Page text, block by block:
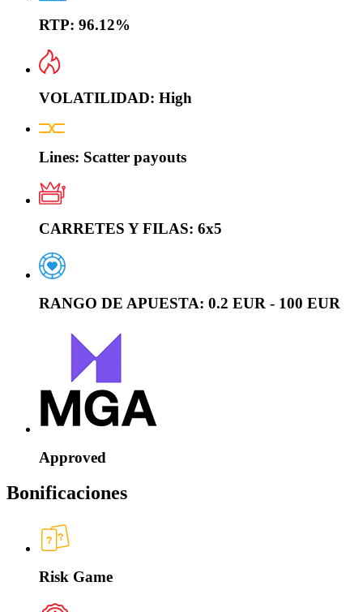
RTP: 96.12%
VOLATILIDAD: High
Lines: Scatter payouts
CARRETES Y FILAS: 6x5
RANGO DE APUESTA: 0.2 EUR - 100 EUR
Approved
Bonificaciones
Risk Game